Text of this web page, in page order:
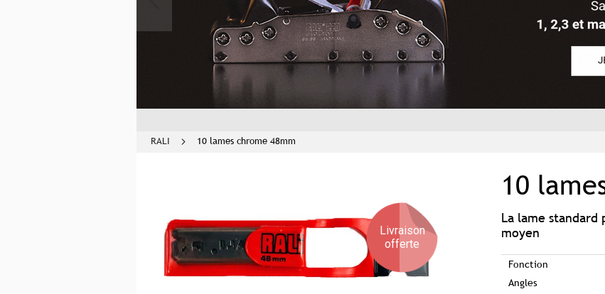
RALI 10 lames chrome 48mm
10
La lame standard
moyen
Fonction
Angles
Livraison
offerte